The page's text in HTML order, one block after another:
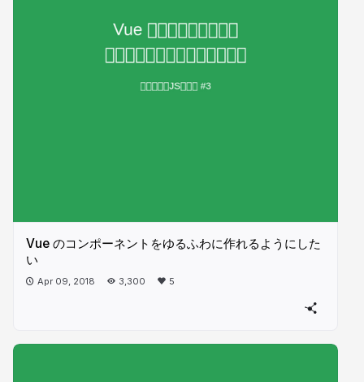
Vue のコンポーネントをゆるふわに作れるようにした
い
Apr 09, 2018 3,300 5